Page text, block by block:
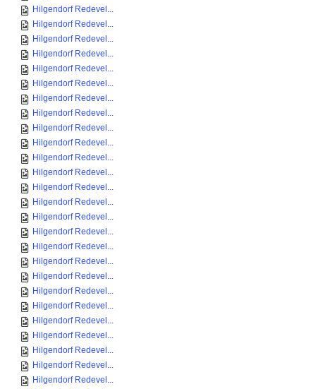
Hilgendorf Redevel...
Hilgendorf Redevel...
Hilgendorf Redevel...
Hilgendorf Redevel...
Hilgendorf Redevel...
Hilgendorf Redevel...
Hilgendorf Redevel...
Hilgendorf Redevel...
Hilgendorf Redevel...
Hilgendorf Redevel...
Hilgendorf Redevel...
Hilgendorf Redevel...
Hilgendorf Redevel...
Hilgendorf Redevel...
Hilgendorf Redevel...
Hilgendorf Redevel...
Hilgendorf Redevel...
Hilgendorf Redevel...
Hilgendorf Redevel...
Hilgendorf Redevel...
Hilgendorf Redevel...
Hilgendorf Redevel...
Hilgendorf Redevel...
Hilgendorf Redevel...
Hilgendorf Redevel...
Hilgendorf Redevel...